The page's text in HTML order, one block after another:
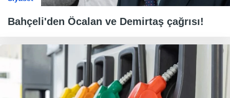
Bahçeli'den Öcalan ve Demirtaş çağrısı!